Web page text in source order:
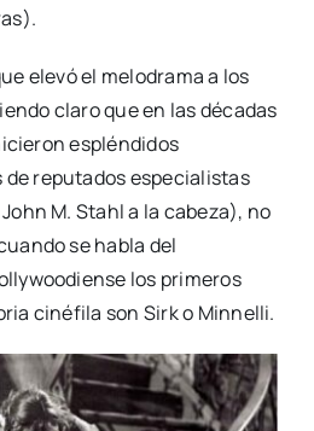
elevó el melodrama a los
claro que en las décadas
espléndidos
de reputados especialistas
M. Stahl a la cabeza), no
se habla del
los primeros
cinéfila son Sirk o Minnelli.